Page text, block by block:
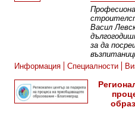
Васил
за да
Информация
Специалности